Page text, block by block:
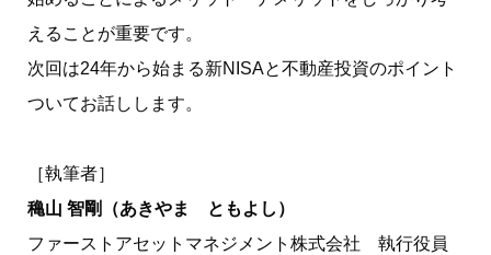
えることが重要です。
次回は24年から始まる新NISAと不動産投資のポイント
ついてお話しします。
［執筆者］
穐山 智剛（あきやま ともよし）
ファーストアセットマネジメント株式会社 執行役員